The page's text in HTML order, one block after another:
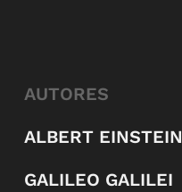
AUTORES
ALBERT EINSTEIN
GALILEO GALILEI